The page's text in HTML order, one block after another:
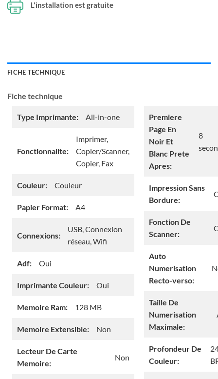
L'installation est gratuite
FICHE TECHNIQUE
Fiche technique
Type Imprimante: All-in-one
Fonctionnalite:
Imprimer,
Copier/Scanner,
Copier, Fax
Couleur: Couleur
Papier Format: A4
Connexions:
USB, Connexion
réseau, Wifi
Adf: Oui
Imprimante Couleur: Oui
Memoire Ram: 128 MB
Memoire Extensible: Non
Lecteur De Carte
Memoire:
Non
Premiere
Page En
Noir Et
Blanc Prete
Apres:
8
Impression Sans
Bordure:
Fonction De
Scanner:
Auto
Numerisation
Recto-verso:
Taille De
Numerisation
Maximale:
Profondeur De
Couleur: